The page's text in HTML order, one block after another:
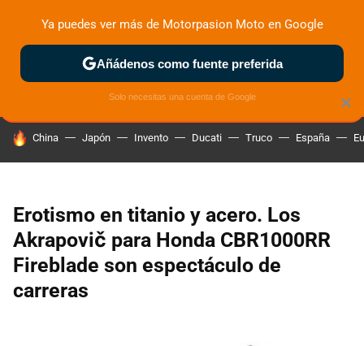
ZONA DE PRUEBAS DEPORTIVAS MOTOS ELÉCTRICAS
HOY SE HABLA DE
China Japón Invento Ducati Truco España
Erotismo en titanio y acero. Los
Akrapovič para Honda CBR1000RR
Fireblade son espectáculo de
carreras
×
Ya puedes ver más de Motorpasion Moto en Google
Añádenos como fuente preferida
Solo necesitas una cuenta de Google